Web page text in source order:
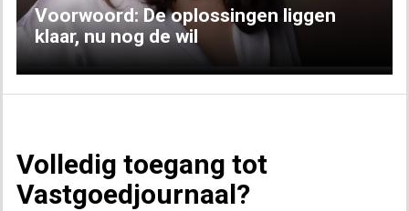
Voorwoord: De oplossingen liggen
klaar, nu nog de wil
Volledig toegang tot
Vastgoedjournaal?